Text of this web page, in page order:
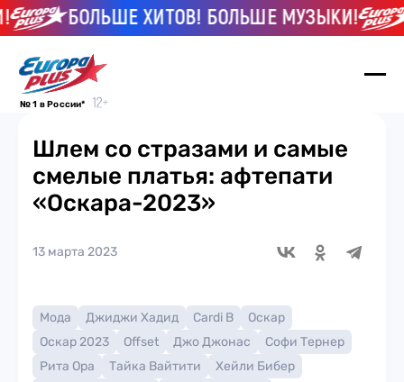
БОЛЬШЕ ХИТОВ! БОЛЬШЕ МУЗЫКИ!
№ 1 в России*
Шлем со стразами и самые
смелые платья: афтепати
«Оскара-2023»
13 марта 2023
Мода Джиджи Хадид Cardi B
Оскар
Оскар 2023
Offset Джо Джонас
Софи Тернер
Рита Ора
Тайка Вайтити
Хейли Бибер